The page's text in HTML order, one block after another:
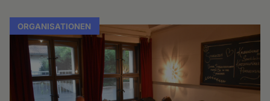
ORGANISATIONEN